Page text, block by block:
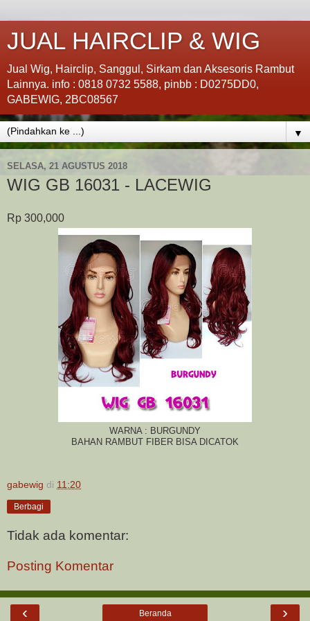
JUAL HAIRCLIP & WIG
Jual Wig, Hairclip, Sanggul, Sirkam dan Aksesoris Rambut
Lainnya. info : 0818 0732 5588, pinbb : D0275DD0,
GABEWIG, 2BC08567
▼
SELASA, 21 AGUSTUS 2018
WIG GB 16031 - LACEWIG
Rp 300,000
WARNA : BURGUNDY
BAHAN RAMBUT FIBER BISA DICATOK
gabewig di 11:20
Berbagi
Tidak ada komentar:
Posting Komentar
‹ ›
Beranda